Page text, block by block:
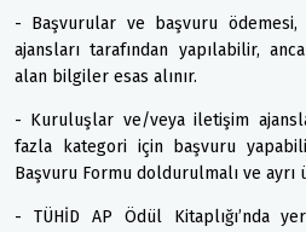
- Başvurular ve başvuru
ajansları tarafından yapılabilir,
alan bilgiler esas alınır.
- Kuruluşlar ve/veya iletişim
fazla kategori için başvuru
Başvuru Formu doldurulmalı ve ayrı
- TÜHİD AP Ödül Kitaplığı’nda